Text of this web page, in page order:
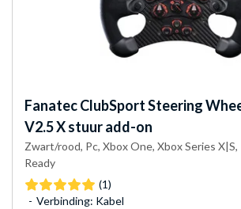
FanatecClubSport Steering
V2.5 X stuur add-on
Zwart/rood, Pc, Xbox One, Xbox Series
Ready
(1)
Verbinding: Kabel